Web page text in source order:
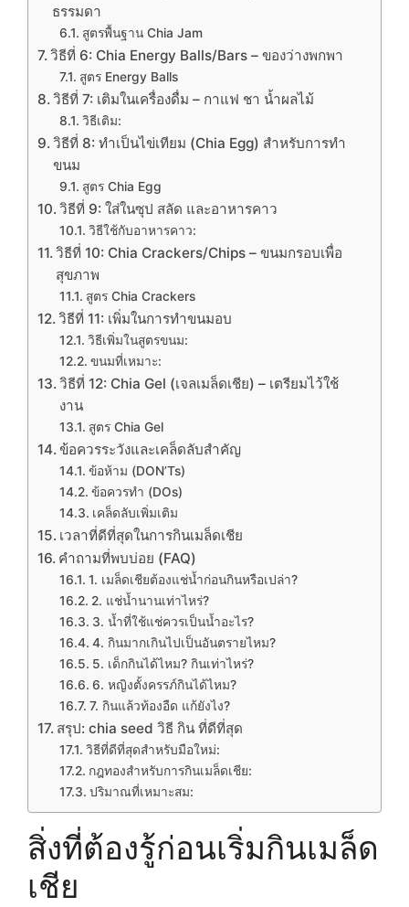
ธรรมดา
สูตรพื้นฐาน Chia Jam
วิธีที่ 6: Chia Energy Balls/Bars – ของว่างพกพา
สูตร Energy Balls
วิธีที่ 7: เติมในเครื่องดื่ม – กาแฟ ชา น้ำผลไม้
วิธีเติม:
วิธีที่ 8: ทำเป็นไข่เทียม (Chia Egg) สำหรับการทำ
ขนม
สูตร Chia Egg
วิธีที่ 9: ใส่ในซุป สลัด และอาหารคาว
วิธีใช้กับอาหารคาว:
วิธีที่ 10: Chia Crackers/Chips – ขนมกรอบเพื่อ
สุขภาพ
สูตร Chia Crackers
วิธีที่ 11: เพิ่มในการทำขนมอบ
วิธีเพิ่มในสูตรขนม:
ขนมที่เหมาะ:
วิธีที่ 12: Chia Gel (เจลเมล็ดเชีย) – เตรียมไว้ใช้
งาน
สูตร Chia Gel
ข้อควรระวังและเคล็ดลับสำคัญ
ข้อห้าม (DON’Ts)
ข้อควรทำ (DOs)
เคล็ดลับเพิ่มเติม
เวลาที่ดีที่สุดในการกินเมล็ดเชีย
คำถามที่พบบ่อย (FAQ)
1. เมล็ดเชียต้องแช่น้ำก่อนกินหรือเปล่า?
2. แช่น้ำนานเท่าไหร่?
3. น้ำที่ใช้แช่ควรเป็นน้ำอะไร?
4. กินมากเกินไปเป็นอันตรายไหม?
5. เด็กกินได้ไหม? กินเท่าไหร่?
6. หญิงตั้งครรภ์กินได้ไหม?
7. กินแล้วท้องอืด แก้ยังไง?
สรุป: chia seed วิธี กิน ที่ดีที่สุด
วิธีที่ดีที่สุดสำหรับมือใหม่:
กฎทองสำหรับการกินเมล็ดเชีย:
ปริมาณที่เหมาะสม:
สิ่งที่ต้องรู้ก่อนเริ่มกินเมล็ด
เชีย